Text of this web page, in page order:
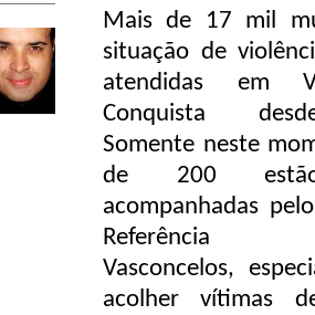
Mais de 17 mil
situação de
atendidas em
Conquista
Somente neste
de 200
acompanhadas
Referência
Vasconcelos,
acolher vítimas